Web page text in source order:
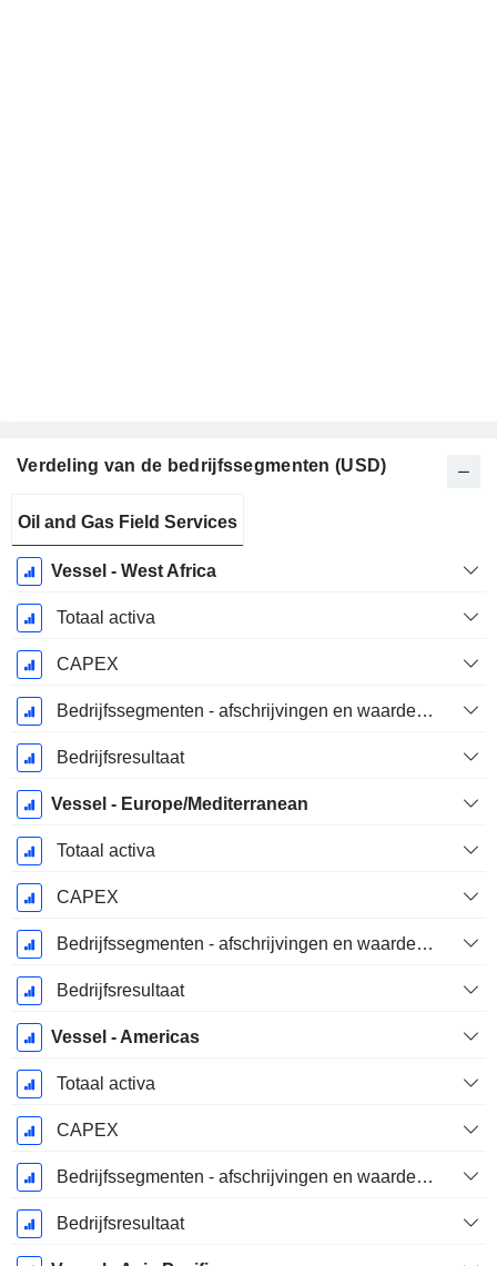
Verdeling van de bedrijfssegmenten (USD)
boekjaar:
December
Oil and Gas Field Services
Vessel - West Africa
Totaal activa
CAPEX
Bedrijfssegmenten - afschrijvingen en waardeverminderingen
Bedrijfsresultaat
Vessel - Europe/Mediterranean
Totaal activa
CAPEX
Bedrijfssegmenten - afschrijvingen en waardeverminderingen
Bedrijfsresultaat
Vessel - Americas
Totaal activa
CAPEX
Bedrijfssegmenten - afschrijvingen en waardeverminderingen
Bedrijfsresultaat